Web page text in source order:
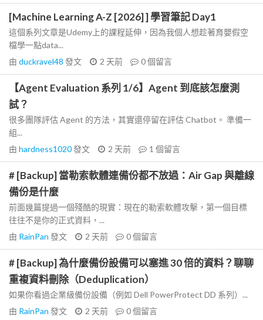
[Machine Learning A-Z [2026] ] 學習筆記 Day1
這個系列文章是Udemy上的課程延伸，因為我個人想趁著育嬰假空
檔學一點data...
由 duckravel48 發文 2 天前 0個留言
【Agent Evaluation 系列 1/6】Agent 到底該怎麼測
試？
很多團隊評估 Agent 的方法，其實還停留在評估 Chatbot。 準備一
組...
由 hardness1020發文 2 天前 1 個留言
# [Backup] 當勒索軟體連備份都不放過：Air Gap 與離線
備份是什麼
前面幾篇提過一個殘酷的現實：現在的勒索軟體攻擊，第一個目標
往往不是你的正式資料，...
由 RainPan 發文 2 天前 0個留言
# [Backup] 為什麼備份設備可以塞進 30 倍的資料？聊聊
重複資料刪除（Deduplication）
如果你看過企業級備份設備（例如 Dell PowerProtect DD 系列）...
由 RainPan 發文 2 天前 0個留言